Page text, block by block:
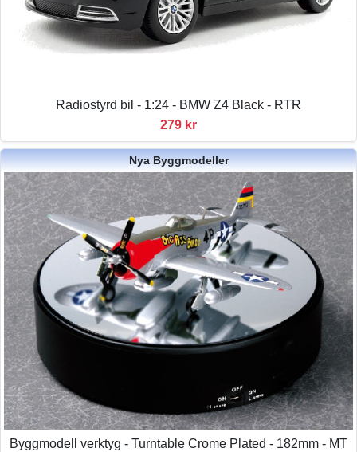
Radiostyrd bil - 1:24 - BMW Z4 Black - RTR
279 kr
Nya Byggmodeller
Byggmodell verktyg - Turntable Crome Plated - 182mm - MT